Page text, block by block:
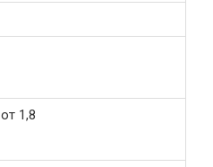
от 1,8